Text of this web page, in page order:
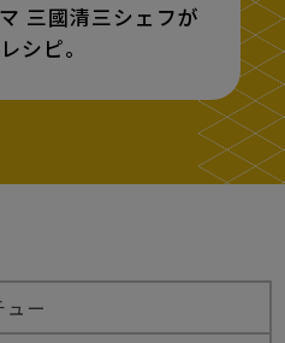
三國清三シェフが
シピ。
ュー